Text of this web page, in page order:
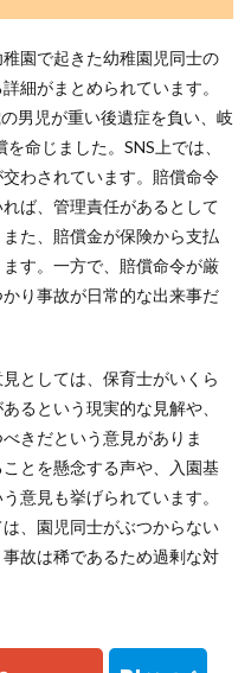
園で起きた幼稚園児同士の
細がまとめられています。
男児が重い後遺症を負い、岐
命じました。SNS上では、
わされています。賠償命令
ば、管理責任があるとして
た、賠償金が保険から支払
す。一方で、賠償命令が厳
り事故が日常的な出来事だ
としては、保育士がいくら
るという現実的な見解や、
きだという意見がありま
とを懸念する声や、入園基
意見も挙げられています。
、園児同士がぶつからない
故は稀であるため過剰な対